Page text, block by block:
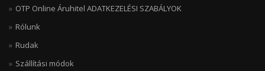
OTP Online Áruhitel ADATKEZELÉSI SZABÁLYOK
Rólunk
Rudak
Szállítási módok